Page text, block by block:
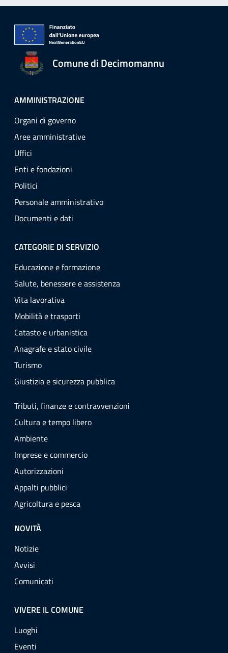
Comune di Decimomannu
AMMINISTRAZIONE
Organi di governo
Aree amministrative
Uffici
Enti e fondazioni
Politici
Personale amministrativo
Documenti e dati
CATEGORIE DI SERVIZIO
Educazione e formazione
Salute, benessere e assistenza
Vita lavorativa
Mobilità e trasporti
Catasto e urbanistica
Anagrafe e stato civile
Turismo
Giustizia e sicurezza pubblica
Tributi, finanze e contravvenzioni
Cultura e tempo libero
Ambiente
Imprese e commercio
Autorizzazioni
Appalti pubblici
Agricoltura e pesca
NOVITÀ
Notizie
Avvisi
Comunicati
VIVERE IL COMUNE
Luoghi
Eventi